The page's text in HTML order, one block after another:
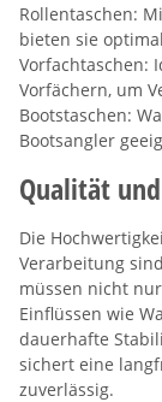
Rollentaschen:
bieten sie
Vorfachtaschen:
Vorfächern, um
Bootstaschen:
Bootsangler
Qualität
Die
Verarbeitung
müssen nicht
Einflüssen wie
dauerhafte
sichert eine
zuverlässig.